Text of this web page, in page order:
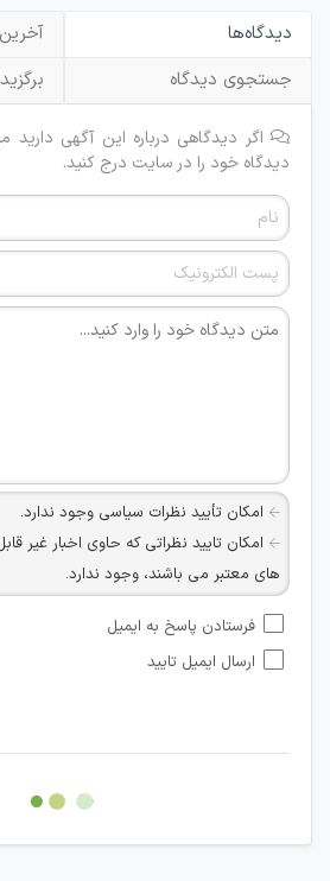
دیدگاه‌ها
جستجوی دیدگاه
اگر دیدگاهی درباره این آگهی دارید
دیدگاه خود را در سایت درج کنید.
امکان تأیید نظرات سیاسی وجود ندارد.
امکان تایید نظراتی که حاوی اخبار غیر
های معتبر می باشند، وجود ندارد.
شبکه های مجازی ارتباطی می باشند وجود
امکان تأیید نظرات کاربرانی که به هر
هرگونه تحریک، تحقیر و کنایه به سایر
غیر مجاز می باشد.
امکان هماهنگی برای هرگونه ملاقات
فرستادن پاسخ به ایمیل
ارسال ایمیل تایید